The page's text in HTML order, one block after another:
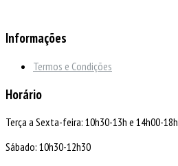
Informações
Termos e Condições
Horário
Terça a Sexta-feira: 10h30-13h e 14h00-18h
Sábado: 10h30-12h30